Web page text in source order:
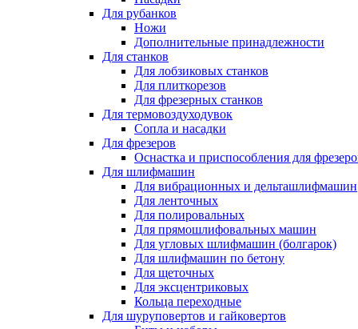
Для рубанков
Ножи
Дополнительные принадлежности
Для станков
Для лобзиковых станков
Для плиткорезов
Для фрезерных станков
Для термовоздуходувок
Сопла и насадки
Для фрезеров
Оснастка и приспособления для
Для шлифмашин
Для вибрационных и дельташлифмашин
Для ленточных
Для полировальных
Для прямошлифовальных машин
Для угловых шлифмашин (болгарок)
Для шлифмашин по бетону
Для щеточных
Для эксцентриковых
Кольца переходные
Для шуруповертов и гайковертов